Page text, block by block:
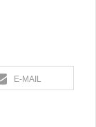
E-MAIL